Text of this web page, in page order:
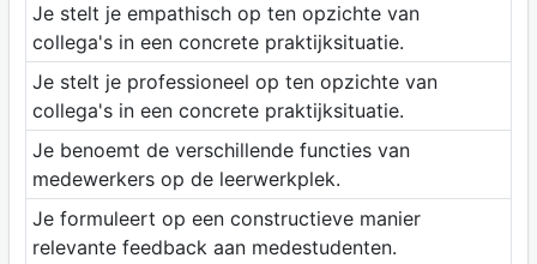
Je stelt je empathisch op ten opzichte van
collega's in een concrete praktijksituatie.
Je stelt je professioneel op ten opzichte van
collega's in een concrete praktijksituatie.
Je benoemt de verschillende functies van
medewerkers op de leerwerkplek.
Je formuleert op een constructieve manier
relevante feedback aan medestudenten.